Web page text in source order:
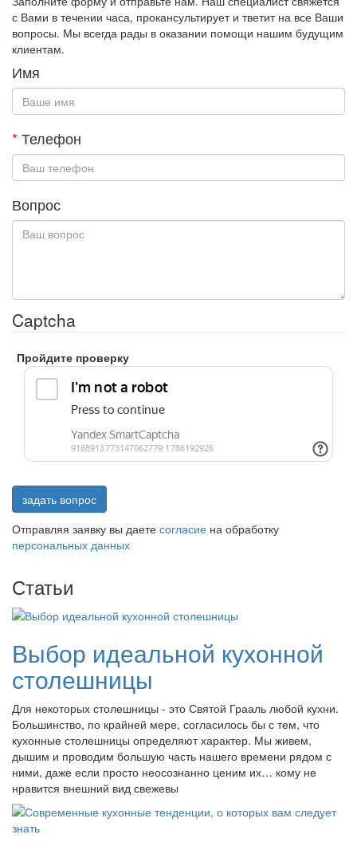
с Вами в течении часа, прокансультирует и тветит на все Ваши
вопросы. Мы всегда рады в оказании помощи нашим будущим
клиентам.
Имя
* Телефон
Вопрос
Captcha
Пройдите проверку
задать вопрос
Отправляя заявку вы даете согласие на обработку
персональных данных
Статьи
Выбор идеальной кухонной
столешницы
Для некоторых столешницы - это Святой Грааль любой кухни.
Большинство, по крайней мере, согласилось бы с тем, что
кухонные столешницы определяют характер. Мы живем,
дышим и проводим большую часть нашего времени рядом с
ними, даже если просто неосознанно ценим их… кому не
нравится внешний вид свежевы